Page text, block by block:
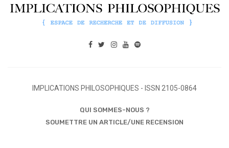
IMPLICATIONS PHILOSOPHIQUES - ISSN 2105-0864
QUI SOMMES-NOUS ?
SOUMETTRE UN ARTICLE/UNE RECENSION